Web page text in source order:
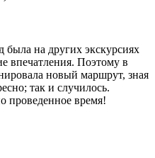
была на других экскурсиях
впечатления. Поэтому в
новый маршрут, зная
так и случилось.
проведенное время!